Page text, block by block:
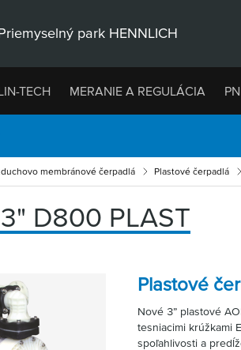
park HENNLICH
TECH MERANIE A REGULÁCIA
membránové čerpadlá Plastové čerpadlá
D800 PLAST
Plastové
Nové 3” plastové
tesniacimi krúžkami
spoľahlivosti a